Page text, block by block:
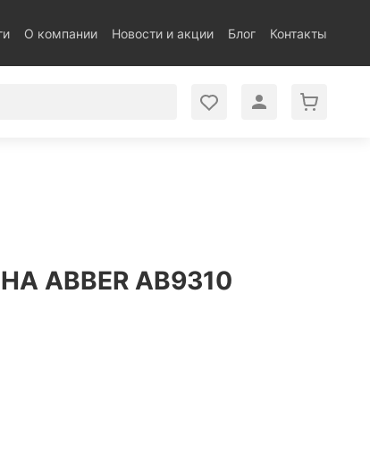
О компании Новости и акции Блог Контакты
ABBER AB9310